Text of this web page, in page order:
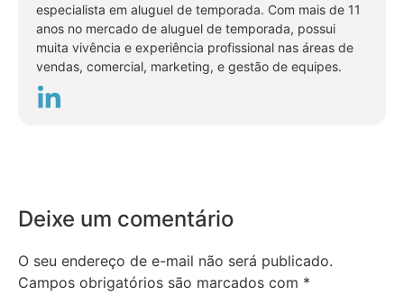
especialista em aluguel de temporada. Com mais de 11
anos no mercado de aluguel de temporada, possui
muita vivência e experiência profissional nas áreas de
vendas, comercial, marketing, e gestão de equipes.
Deixe um comentário
O seu endereço de e-mail não será publicado.
Campos obrigatórios são marcados com *